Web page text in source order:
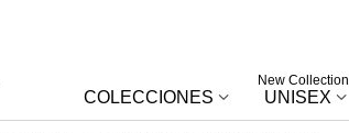
COLECCIONES UNISEX
New Collection